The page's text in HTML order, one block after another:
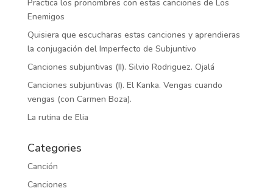
Practica los pronombres con estas canciones de Los
Enemigos
Quisiera que escucharas estas canciones y aprendieras
la conjugación del Imperfecto de Subjuntivo
Canciones subjuntivas (II). Silvio Rodriguez. Ojalá
Canciones subjuntivas (I). El Kanka. Vengas cuando
vengas (con Carmen Boza).
La rutina de Elia
Categories
Canción
Canciones